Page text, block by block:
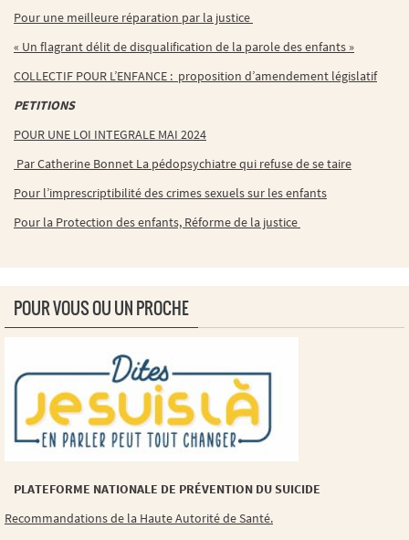
Pour une meilleure réparation par la justice
« Un flagrant délit de disqualification de la parole des enfants »
COLLECTIF POUR L’ENFANCE : proposition d’amendement législatif
PETITIONS
POUR UNE LOI INTEGRALE MAI 2024
Par Catherine Bonnet La pédopsychiatre qui refuse de se taire
Pour l’imprescriptibilité des crimes sexuels sur les enfants
Pour la Protection des enfants, Réforme de la justice
POUR VOUS OU UN PROCHE
PLATEFORME NATIONALE DE PRÉVENTION DU SUICIDE
Recommandations de la Haute Autorité de Santé.